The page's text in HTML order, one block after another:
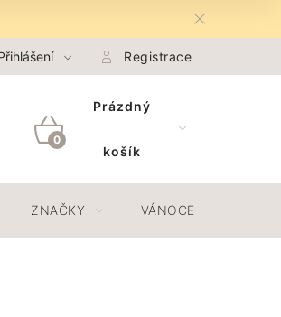
Spojte se s námi
Registrace
NÁKUPNÍ
Prázdný
košík
ZNAČKY VÁNOCE